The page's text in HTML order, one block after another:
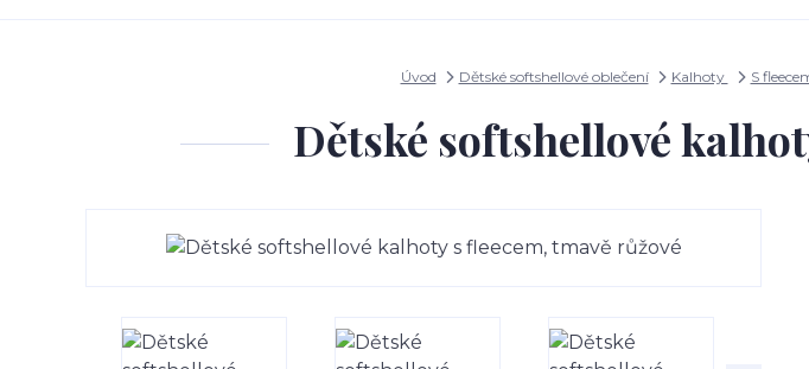
Úvod Dětské softshellové oblečení Kalhoty S
Dětské softshellové